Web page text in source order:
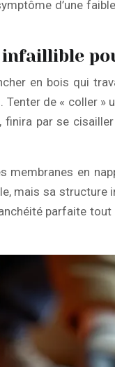
d’une
en bois qui
de « coller
par se
membranes en
mais sa
parfaite